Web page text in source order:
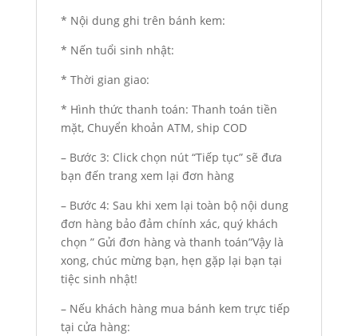
* Nội dung ghi trên bánh kem:
* Nến tuổi sinh nhật:
* Thời gian giao:
* Hình thức thanh toán: Thanh toán tiền
mặt, Chuyển khoản ATM, ship COD
– Bước 3: Click chọn nút “Tiếp tục” sẽ đưa
bạn đến trang xem lại đơn hàng
– Bước 4: Sau khi xem lại toàn bộ nội dung
đơn hàng bảo đảm chính xác, quý khách
chọn ” Gửi đơn hàng và thanh toán”Vậy là
xong, chúc mừng bạn, hẹn gặp lại bạn tại
tiệc sinh nhật!
– Nếu khách hàng mua bánh kem trực tiếp
tại cửa hàng: